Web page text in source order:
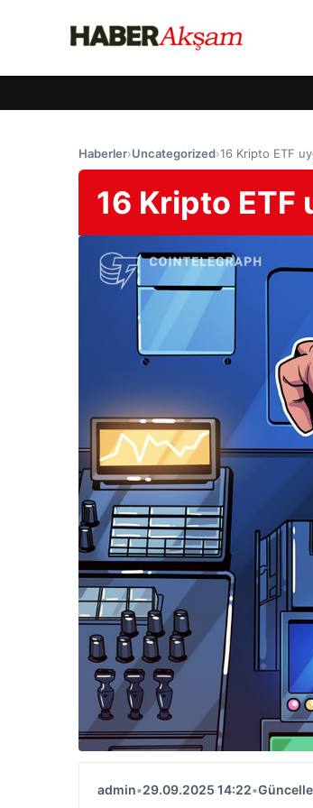
Haberler›Uncategorized›16 Kripto ETF
16 Kripto ETF
admin•29.09.2025 14:22•